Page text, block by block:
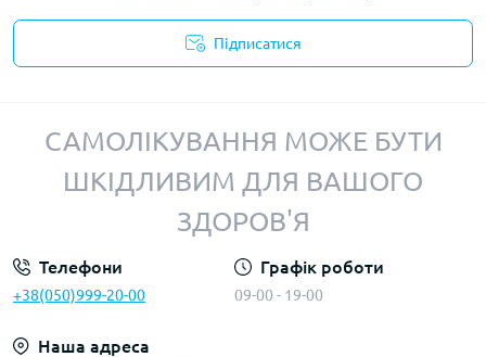
Підписатися
САМОЛІКУВАННЯ МОЖЕ БУТИ
ШКІДЛИВИМ ДЛЯ ВАШОГО
ЗДОРОВ'Я
Телефони
+38(050)999-20-00
Графік роботи
09-00 - 19-00
Наша адреса